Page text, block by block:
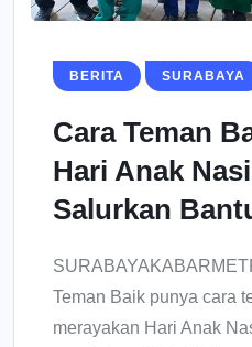
BERITA SURABAYA
Cara Teman
Hari Anak
Salurkan
Teman Baik punya cara
merayakan Hari Anak